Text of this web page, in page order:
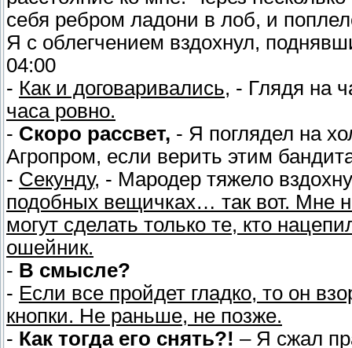
себя ребром ладони в лоб, и
Я с облегчением вздохнул,
04:00
- Как и договаривались, - Глядя на
часа ровно.
- Скоро рассвет, - Я поглядел на
Агропром, если верить этим
- Секунду, - Мародер тяжело
подобных вещичках… так вот. Мне
могут сделать только те, кто
ошейник.
- В смысле?
- Если все пройдет гладко, то он
кнопки. Не раньше, не позже.
- Как тогда его снять?! – Я сжал